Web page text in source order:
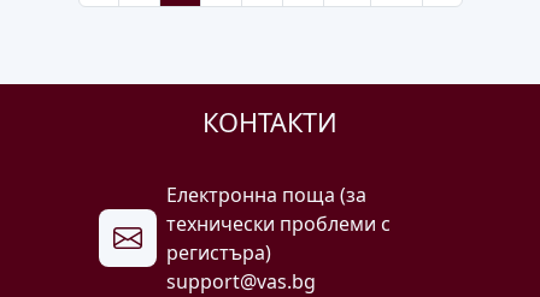
КОНТАКТИ
Електронна поща (за
технически проблеми с
регистъра)
support@vas.bg